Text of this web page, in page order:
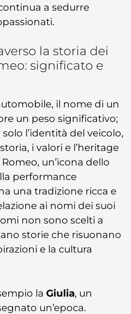
a sedurre
la storia dei
significato e
il nome di un
un peso significativo;
l’identità del veicolo,
i valori e l’heritage
un’icona dello
performance
una tradizione ricca e
ai nomi dei suoi
non sono scelti a
storie che risuonano
e la cultura
la Giulia, un
un’epoca.